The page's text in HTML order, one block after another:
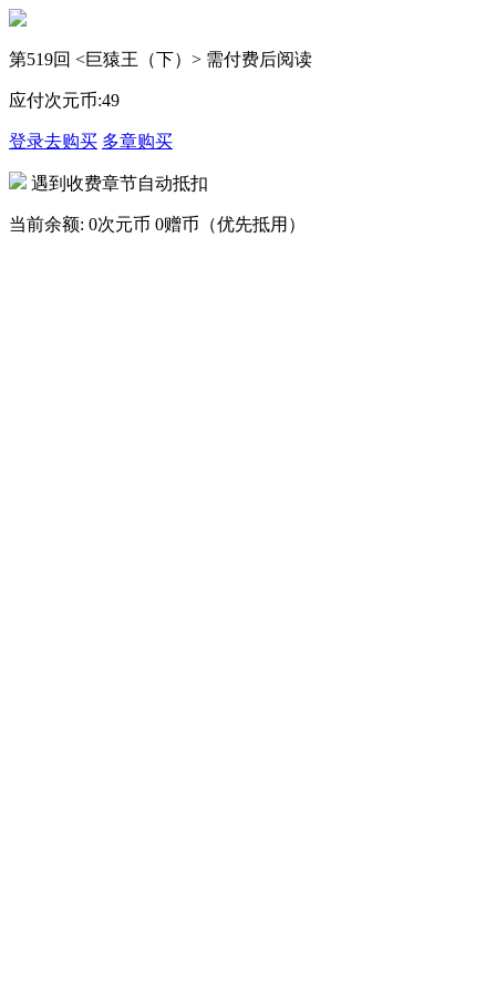
第519回 <巨猿王（下）> 需付费后阅读
应付次元币:49
登录去购买 多章购买
遇到收费章节自动抵扣
当前余额: 0次元币 0赠币（优先抵用）